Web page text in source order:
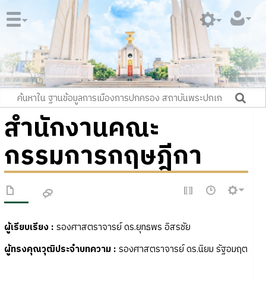
สำนักงานคณะ
กรรมการกฤษฎีกา
ผู้เรียบเรียง : รองศาสตราจารย์ ดร.ยุทธพร อิสรชัย
ผู้ทรงคุณวุฒิประจำบทความ : รองศาสตราจารย์ ดร.นิยม รัฐอมฤต